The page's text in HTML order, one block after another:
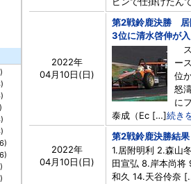
2022年
04月10日(日)
第2戦鈴鹿決勝 居
3位に清水啓伸が
ス
ー
位
怒
に
泰成（Ec […]続き
2022年
04月10日(日)
第2戦鈴鹿決勝結果
1.居附明利 2.森山
田宣弘 8.岸本尚将
和久 14.天谷伶奈